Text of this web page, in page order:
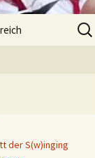
Suche
nach:
der S(w)inging